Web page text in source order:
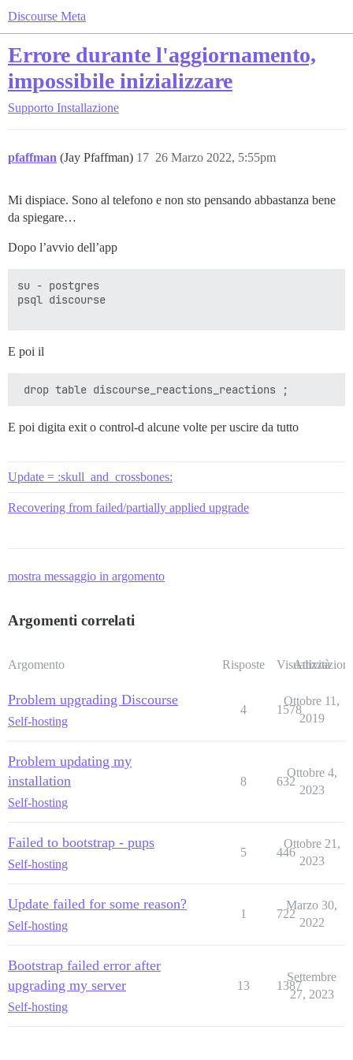
Discourse Meta
Errore durante l'aggiornamento,
impossibile inizializzare
Supporto Installazione
pfaffman (Jay Pfaffman) 26 Marzo 2022, 5:55pm
17
Mi dispiace. Sono al telefono e non sto pensando abbastanza bene
da spiegare…
Dopo l’avvio dell’app
su - postgres
psql discourse
E poi il
E poi digita exit o control-d alcune volte per uscire da tutto
Update = :skull_and_crossbones:
Recovering from failed/partially applied upgrade
mostra messaggio in argomento
Argomenti correlati
Argomento Risposte Visualizzazioni
Attività
Problem upgrading Discourse
Self-hosting
4 1578
Ottobre 11,
2019
Problem updating my
installation
Self-hosting
8 632
Ottobre 4,
2023
Failed to bootstrap - pups
Self-hosting
5 446
Ottobre 21,
2023
Update failed for some reason?
Self-hosting
1 722
Marzo 30,
2022
Bootstrap failed error after
upgrading my server
Self-hosting
13 1387
Settembre
27, 2023